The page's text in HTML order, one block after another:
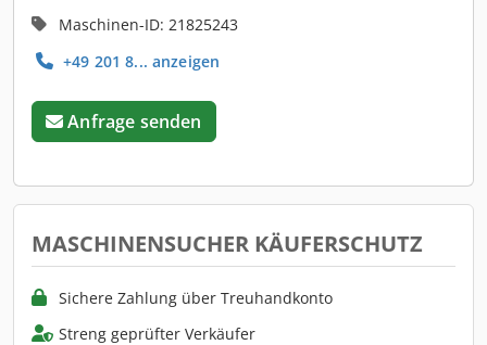
Maschinen-ID: 21825243
+49 201 8... anzeigen
Anfrage senden
MASCHINENSUCHER KÄUFERSCHUTZ
Sichere Zahlung über Treuhandkonto
Streng geprüfter Verkäufer